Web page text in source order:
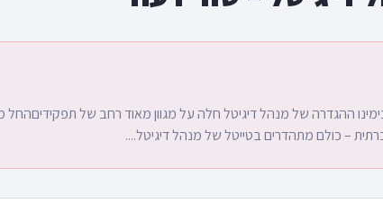
ההגדרה של מנהל דיגיטל חלה על מגוון מאוד רחב של תפקידיםהחל
– כולם מתהדרים בטייטל של מנהל דיגיטל....